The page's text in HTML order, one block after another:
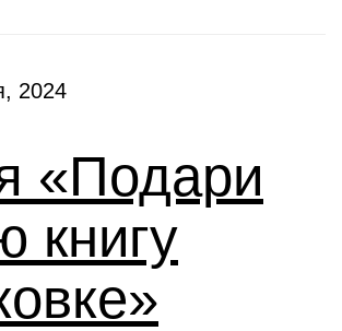
2024
«Подари
книгу